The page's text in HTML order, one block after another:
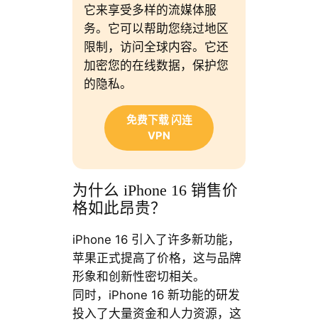
它来享受多样的流媒体服
务。它可以帮助您绕过地区
限制，访问全球内容。它还
加密您的在线数据，保护您
的隐私。
免费下载 闪连
VPN
为什么 iPhone 16 销售价
格如此昂贵？
iPhone 16 引入了许多新功能，
苹果正式提高了价格，这与品牌
形象和创新性密切相关。
同时，iPhone 16 新功能的研发
投入了大量资金和人力资源，这